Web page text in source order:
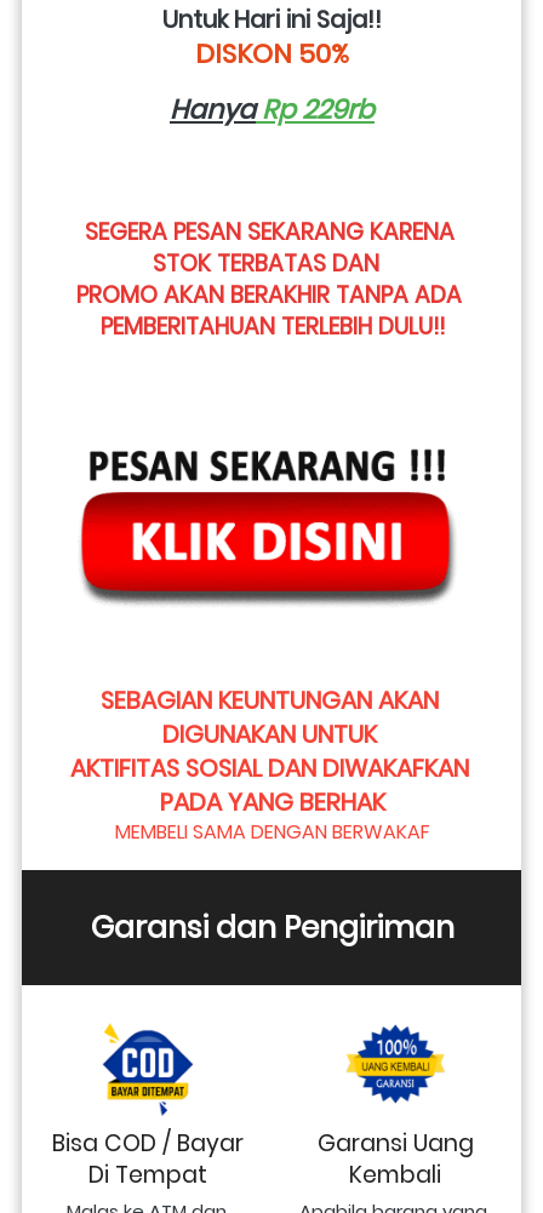
Untuk Hari ini Saja!!
DISKON 50%
Hanya Rp 229rb
SEGERA PESAN SEKARANG KARENA
STOK TERBATAS DAN
PROMO AKAN BERAKHIR TANPA ADA
PEMBERITAHUAN TERLEBIH DULU!!
SEBAGIAN KEUNTUNGAN AKAN
DIGUNAKAN UNTUK
AKTIFITAS SOSIAL DAN DIWAKAFKAN
PADA YANG BERHAK
MEMBELI SAMA DENGAN BERWAKAF
Garansi dan Pengiriman
Bisa COD / Bayar
Di Tempat
Garansi Uang
Kembali